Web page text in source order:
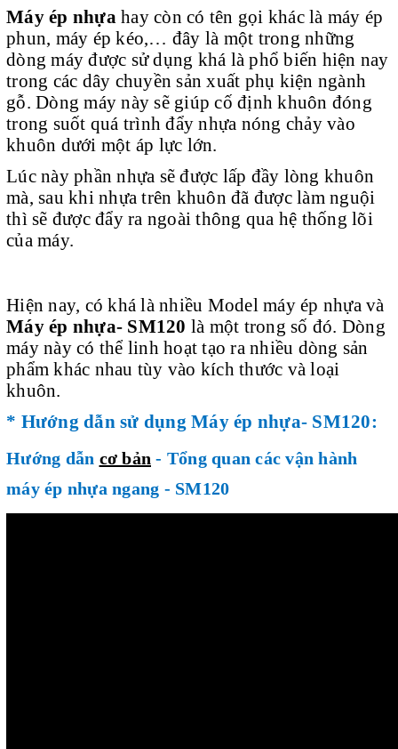
Máy ép nhựa hay còn có tên gọi khác là máy ép
phun, máy ép kéo,… đây là một trong những
dòng máy được sử dụng khá là phổ biến hiện nay
trong các dây chuyền sản xuất phụ kiện ngành
gỗ. Dòng máy này sẽ giúp cố định khuôn đóng
trong suốt quá trình đẩy nhựa nóng chảy vào
khuôn dưới một áp lực lớn.
Lúc này phần nhựa sẽ được lấp đầy lòng khuôn
mà, sau khi nhựa trên khuôn đã được làm nguội
thì sẽ được đẩy ra ngoài thông qua hệ thống lõi
của máy.
Hiện nay, có khá là nhiều Model máy ép nhựa và
Máy ép nhựa- SM120 là một trong số đó. Dòng
máy này có thể linh hoạt tạo ra nhiều dòng sản
phẩm khác nhau tùy vào kích thước và loại
khuôn.
* Hướng dẫn sử dụng Máy ép nhựa- SM120:
Hướng dẫn cơ bản - Tổng quan các vận hành
máy ép nhựa ngang - SM120